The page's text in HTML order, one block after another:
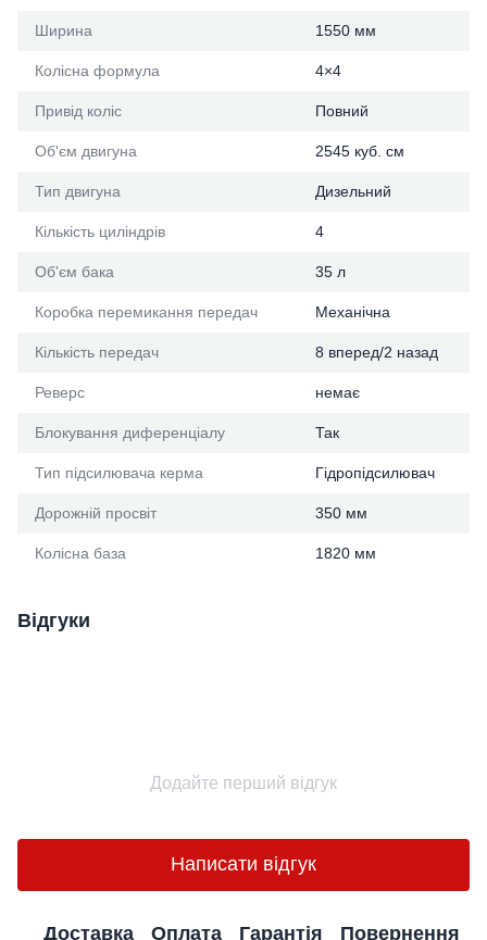
Ширина 1550 мм
Колісна формула 4×4
Привід коліс Повний
Об'єм двигуна 2545 куб. см
Тип двигуна Дизельний
Кількість циліндрів 4
Об'єм бака 35 л
Коробка перемикання передач Механічна
Кількість передач 8 вперед/2 назад
Реверс немає
Блокування диференціалу Так
Тип підсилювача керма Гідропідсилювач
Дорожній просвіт 350 мм
Колісна база 1820 мм
Відгуки
Додайте перший відгук
Написати відгук
Доставка Оплата Гарантія Повернення